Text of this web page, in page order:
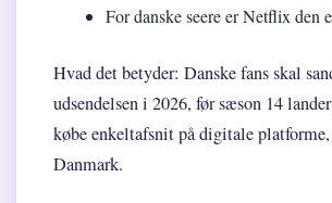
For danske seere er Netflix den
Hvad det betyder: Danske fans skal
udsendelsen i 2026, før sæson 14
købe enkeltafsnit på digitale
Danmark.